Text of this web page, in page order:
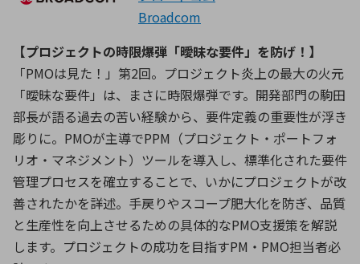
Broadcom
【プロジェクトの時限爆弾「曖昧な要件」を防げ！】
「PMOは見た！」第2回。プロジェクト炎上の最大の火元
「曖昧な要件」は、まさに時限爆弾です。開発部門の駒田
部長が語る過去の苦い経験から、要件定義の重要性が浮き
彫りに。PMOが主導でPPM（プロジェクト・ポートフォ
リオ・マネジメント）ツールを導入し、標準化された要件
管理プロセスを確立することで、いかにプロジェクトが改
善されたかを詳述。手戻りやスコープ肥大化を防ぎ、品質
と生産性を向上させるための具体的なPMO支援策を解説
します。プロジェクトの成功を目指すPM・PMO担当者必